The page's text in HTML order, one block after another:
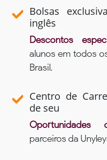
Bolsas
inglês
Descontos
alunos em todos
Brasil.
Centro de
de seu
Oportunidades
parceiros da